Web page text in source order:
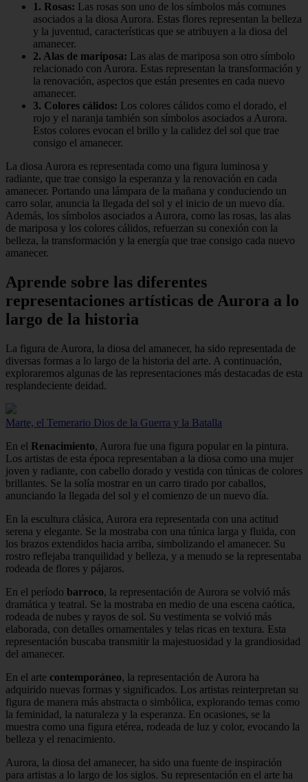
1. Rosas: Las rosas son uno de los símbolos más comunes
asociados a la diosa Aurora. Estas flores representan la belleza
y la juventud, características que se atribuyen a la diosa del
amanecer.
2. Alas de mariposa: Las alas de mariposa son otro símbolo
relacionado con Aurora. Estas representan la transformación y
la renovación, aspectos que están presentes en cada nuevo
amanecer.
3. Colores cálidos: Los colores cálidos como el dorado, el
rojo y el naranja también son símbolos asociados a Aurora.
Estos colores evocan el brillo y la calidez del sol que trae
consigo el amanecer.
La diosa Aurora es representada como una figura luminosa y
radiante, que trae consigo la esperanza y la renovación en cada
amanecer. Portando una lámpara de la mañana y conduciendo un
carro solar, anuncia la llegada del sol y el inicio de un nuevo día.
Además, los símbolos asociados a Aurora, como las rosas, las alas
de mariposa y los colores cálidos, refuerzan su conexión con la
belleza, la transformación y la energía que trae consigo cada nuevo
amanecer.
Aprende sobre las diferentes
representaciones artísticas de Aurora a lo
largo de la historia
La figura de Aurora, la diosa del amanecer, ha sido representada de
diversas formas a lo largo de la historia del arte. A continuación,
exploraremos algunas de las representaciones más destacadas de esta
resplandeciente deidad.
Marte, el Temerario Dios de la Guerra y la Batalla
En el Renacimiento, Aurora fue una figura popular en la pintura.
Los artistas de esta época representaban a la diosa como una mujer
joven y radiante, con cabello dorado y vestida con túnicas de colores
brillantes. Se la solía mostrar en un carro tirado por caballos,
anunciando la llegada del sol y el comienzo de un nuevo día.
En la escultura clásica, Aurora era representada con una actitud
serena y elegante. Se la mostraba con una túnica larga y fluida, con
los brazos extendidos hacia arriba, simbolizando el amanecer. Su
rostro reflejaba tranquilidad y belleza, y a menudo se la representaba
rodeada de flores y pájaros.
En el período barroco, la representación de Aurora se volvió más
dramática y teatral. Se la mostraba en medio de una escena caótica,
rodeada de nubes y rayos de sol. Su vestimenta se volvió más
elaborada, con detalles ornamentales y telas ricas en textura. Esta
representación buscaba transmitir la majestuosidad y la grandiosidad
del amanecer.
En el arte contemporáneo, la representación de Aurora ha
adquirido nuevas formas y significados. Los artistas reinterpretan su
figura de manera más abstracta o simbólica, explorando temas como
la feminidad, la naturaleza y la esperanza. En ocasiones, se la
muestra como una figura etérea, rodeada de luz y color, evocando la
belleza y el renacimiento.
Aurora, la diosa del amanecer, ha sido una fuente de inspiración
para artistas a lo largo de los siglos. Su representación en el arte ha